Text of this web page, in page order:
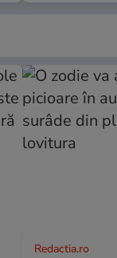
Redactia.ro